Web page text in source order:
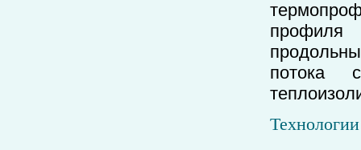
потока